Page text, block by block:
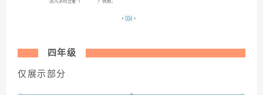
四年级
仅展示部分